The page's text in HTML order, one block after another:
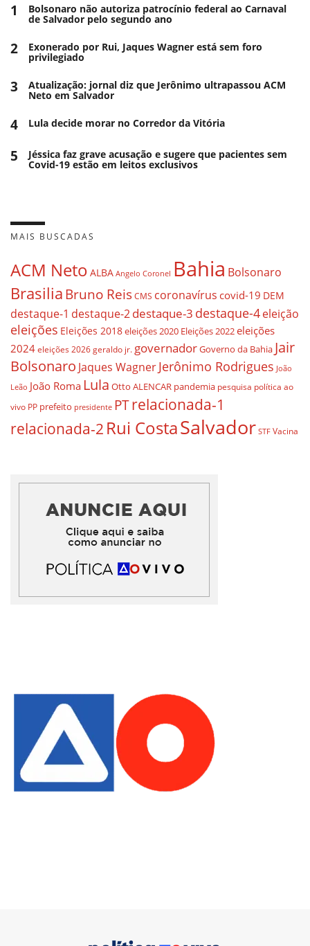
1 Bolsonaro não autoriza patrocínio federal ao Carnaval
de Salvador pelo segundo ano
2 Exonerado por Rui, Jaques Wagner está sem foro
privilegiado
3 Atualização: jornal diz que Jerônimo ultrapassou ACM
Neto em Salvador
4 Lula decide morar no Corredor da Vitória
5 Jéssica faz grave acusação e sugere que pacientes sem
Covid-19 estão em leitos exclusivos
MAIS BUSCADAS
ACM Neto ALBA Angelo Coronel Bahia Bolsonaro
BrasiliaBruno ReisCMS coronavírus covid-19 DEM
destaque-1 destaque-2destaque-3 destaque-4eleição
eleições Eleições 2018eleições 2020 Eleições 2022eleições
2024 eleições 2026 geraldo jr. governadorGoverno da Bahia Jair
Bolsonaro Jaques WagnerJerônimo Rodrigues João
Leão João Roma Lula Otto ALENCAR pandemia pesquisa política ao
vivo PP prefeito presidente PTrelacionada-1
relacionada-2 Rui CostaSalvador STF Vacina